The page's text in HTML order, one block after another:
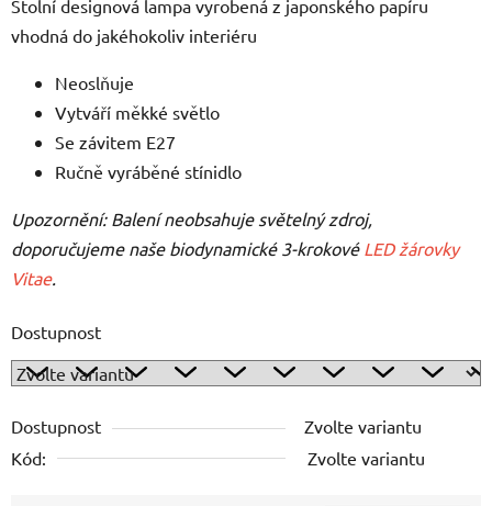
Stolní designová lampa vyrobená z japonského papíru
vhodná do jakéhokoliv interiéru
Neoslňuje
Vytváří měkké světlo
Se závitem E27
Ručně vyráběné stínidlo
Upozornění: Balení neobsahuje světelný zdroj,
doporučujeme naše biodynamické 3-krokové LED žárovky
Vitae.
Dostupnost
Dostupnost
Zvolte variantu
Kód:
Zvolte variantu